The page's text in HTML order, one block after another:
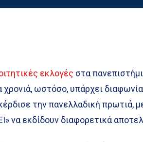
εκλογές στα
χρονιά, ωστόσο, υπάρχει
την πανελλαδική
να εκδίδουν διαφορετικά